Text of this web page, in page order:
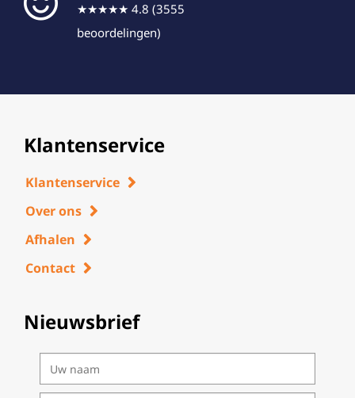
★★★★★ 4.8 (3555
beoordelingen)
Klantenservice
Klantenservice
Over ons
Afhalen
Contact
Nieuwsbrief